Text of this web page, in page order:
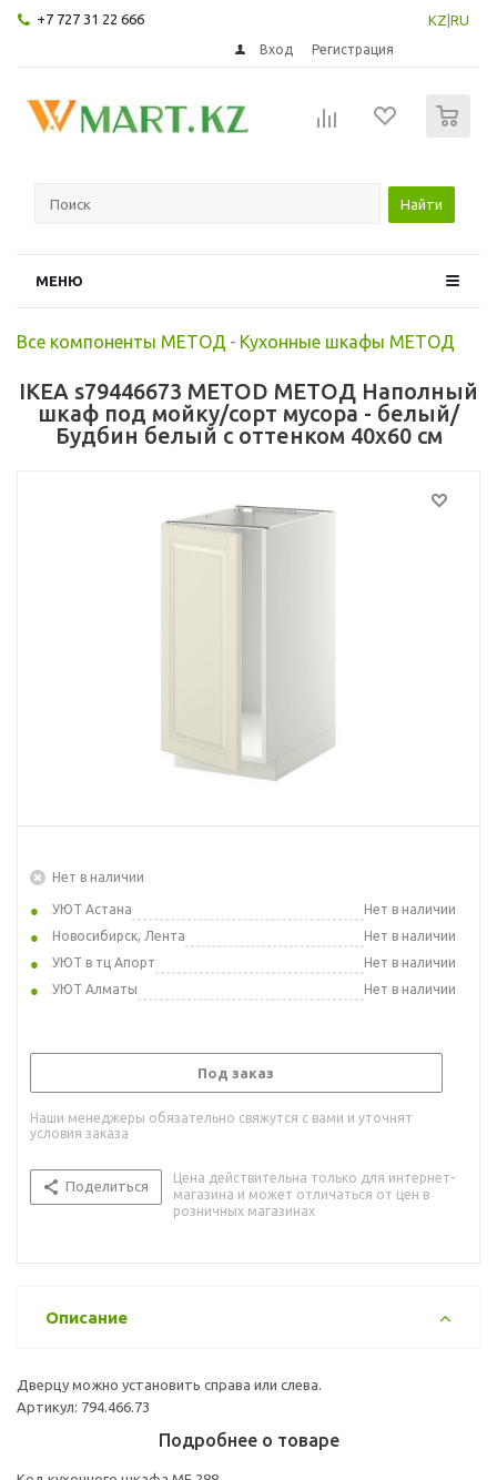
+7 727 31 22 666 KZ RU
Вход Регистрация
Найти
МЕНЮ
Все компоненты МЕТОД - Кухонные шкафы МЕТОД
IKEA s79446673 METOD МЕТОД Наполный
шкаф под мойку/сорт мусора - белый/
Будбин белый с оттенком 40x60 см
Нет в наличии
УЮТ Астана
Нет в наличии
Новосибирск, Лента
Нет в наличии
УЮТ в тц Апорт
Нет в наличии
УЮТ Алматы
Нет в наличии
Под заказ
Наши менеджеры обязательно свяжутся с вами и уточнят
условия заказа
Поделиться
Цена действительна только для интернет-
магазина и может отличаться от цен в
розничных магазинах
Описание
Дверцу можно установить справа или слева.
Артикул: 794.466.73
Подробнее о товаре